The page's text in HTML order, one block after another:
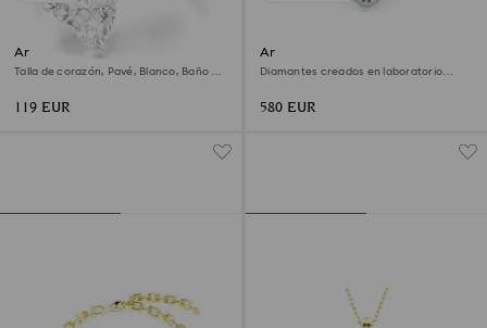
Anillo abierto Mesmera
Talla de corazón, Pavé, Blanco, Baño de
119 EUR
Anillo solitario Eternity
Diamantes creados en laboratorio
580 EUR